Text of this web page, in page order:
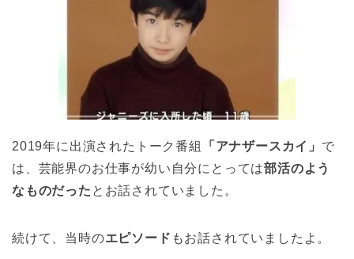
2019年に出演されたトーク番組 「アナザースカイ」 で
は、芸能界のお仕事が幼い自分にとっては部活のよう
なものだった とお話されていました。
続けて、当時のエピソード もお話されていましたよ。